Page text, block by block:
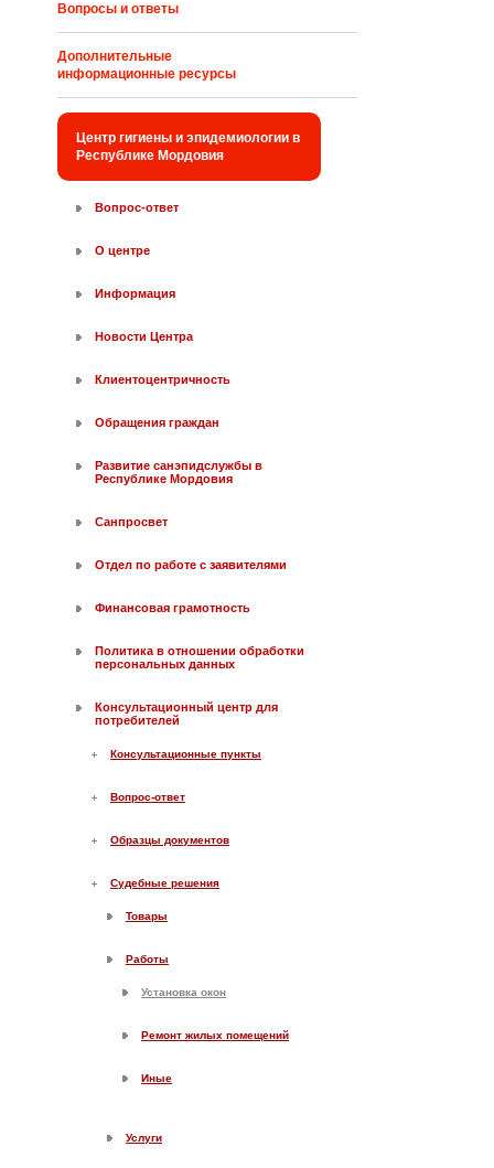
Вопросы и ответы
Дополнительные
информационные ресурсы
Центр гигиены и эпидемиологии в
Республике Мордовия
Вопрос-ответ
О центре
Информация
Новости Центра
Клиентоцентричность
Обращения граждан
Развитие санэпидслужбы в
Республике Мордовия
Санпросвет
Отдел по работе с заявителями
Финансовая грамотность
Политика в отношении обработки
персональных данных
Консультационный центр для
потребителей
Консультационные пункты
Вопрос-ответ
Образцы документов
Судебные решения
Товары
Работы
Установка окон
Ремонт жилых помещений
Иные
Услуги